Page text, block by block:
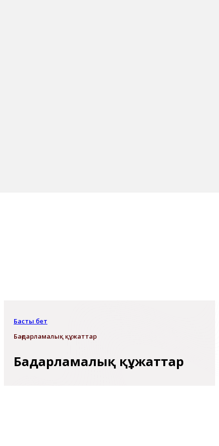
Басты бет
Бағдарламалық құжаттар
Бағдарламалық құжаттар